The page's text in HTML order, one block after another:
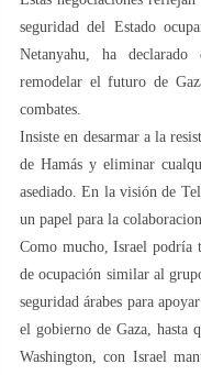
seguridad del Estado
Netanyahu, ha
remodelar el futuro de
combates.
Insiste en desarmar a la
de Hamás y eliminar
asediado. En la visión de
un papel para la
Como mucho, Israel podría
de ocupación similar al
seguridad árabes para
el gobierno de Gaza, hasta
Washington, con Israel